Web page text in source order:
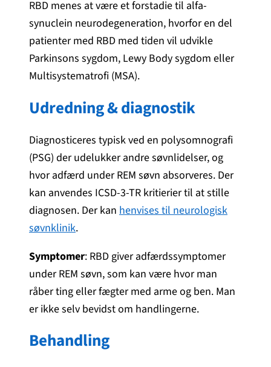
RBD menes at være et forstadie til alfa-
synuclein neurodegeneration, hvorfor en del
patienter med RBD med tiden vil udvikle
Parkinsons sygdom, Lewy Body sygdom eller
Multisystematrofi (MSA).
Udredning & diagnostik
Diagnosticeres typisk ved en polysomnografi
(PSG)​ der udelukker andre søvnlidelser, og
hvor adfærd under REM søvn absorveres. Der
kan anvendes ICSD-3-TR kritierier til at stille
diagnosen. Der kan henvises til neurologisk
søvnklinik.
Symptomer: RBD giver adfærdssymptomer
under REM søvn, som kan være hvor man
råber ting eller fægter med arme og ben. Man
er ikke selv bevidst om handlingerne.
Behandling